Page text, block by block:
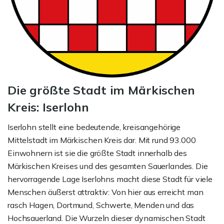
Die größte Stadt im Märkischen
Kreis: Iserlohn
Iserlohn stellt eine bedeutende, kreisangehörige
Mittelstadt im Märkischen Kreis dar. Mit rund 93.000
Einwohnern ist sie die größte Stadt innerhalb des
Märkischen Kreises und des gesamten Sauerlandes. Die
hervorragende Lage Iserlohns macht diese Stadt für viele
Menschen äußerst attraktiv: Von hier aus erreicht man
rasch Hagen, Dortmund, Schwerte, Menden und das
Hochsauerland. Die Wurzeln dieser dynamischen Stadt